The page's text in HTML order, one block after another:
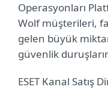
Operasyonları
Wolf müşterileri,
gelen büyük
güvenlik
ESET Kanal Satış